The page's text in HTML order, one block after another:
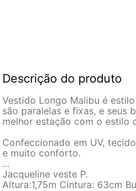
Descrição do produto
Vestido Longo Malibu é
são paralelas e fixas, e seus
melhor estação com o estilo
Confeccionado em UV,
e muito conforto.
...
Jacqueline veste P.
Altura:1,75m Cintura: 63cm